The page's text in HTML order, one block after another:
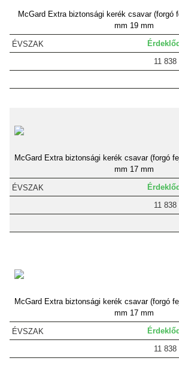
McGard Extra biztonsági kerék csavar (forgó
mm 19 mm
11 838
McGard Extra biztonsági kerék csavar (forgó
mm 17 mm
11 838
McGard Extra biztonsági kerék csavar (forgó
mm 17 mm
11 838